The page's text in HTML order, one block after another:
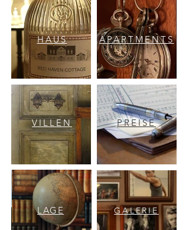
APARTMENTS
VILLEN
GALERIE
PREISE
HAUS
LAGE